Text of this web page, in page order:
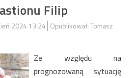
Filip
2024 13:24 Opublikował: Tomasz
Ze względu na
prognozowaną sytuację